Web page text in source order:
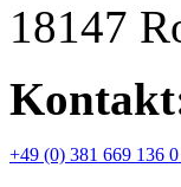
18147
+49 (0) 381 669 136 0